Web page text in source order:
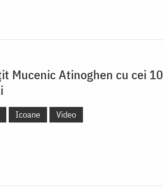
Mucenic Atinoghen cu cei 10
Icoane Video